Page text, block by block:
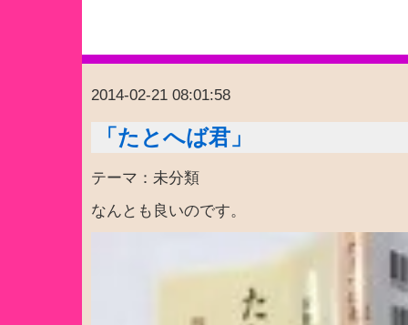
2014-02-21 08:01:58
「たとへば君」
テーマ：未分類
なんとも良いのです。